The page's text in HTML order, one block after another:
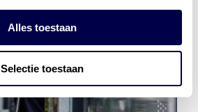
Alles toestaan
Selectie toestaan